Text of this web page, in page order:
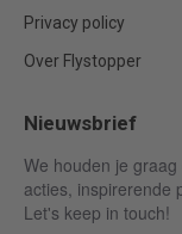
Privacy policy
Over Flystopper
Nieuwsbrief
We houden je
acties, inspirerende
Let's keep in touch!